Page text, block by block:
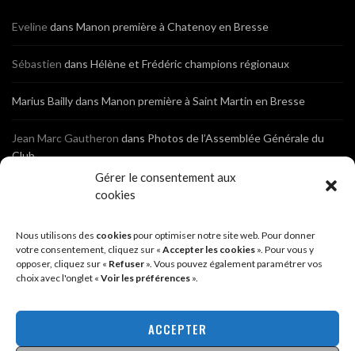
Gérer le consentement aux
cookies
Nous utilisons des cookiespour optimiser notre site web. Pour donner
votre consentement, cliquez sur « Accepter les cookies ». Pour vous y
opposer, cliquez sur « Refuser ». Vous pouvez également paramétrer vos
choix avec l'onglet « Voir les préférences ».
ACCEPTER
Evelinedans Manon première à Chatenoy en Bresse
Sébastien dans Hélène et Frédéric champions régionaux
Marius Baillydans Manon première à Saint Martin en Bresse
Jean Marc Gautheron dans Photos de l’Assemblée Générale du
Club
Photos de l’Assemblée Générale du Club
Sébastien dans Cyclocross de Brochon (21)
Breniauxdans Cyclocross de Brochon (21)